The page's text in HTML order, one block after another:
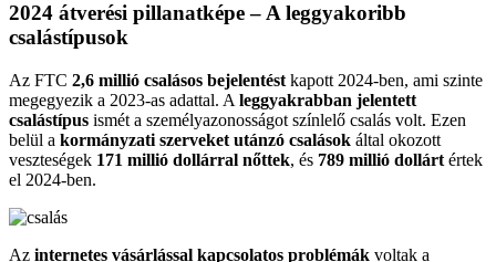
2024 átverési pillanatképe – A leggyakoribb
csalástípusok
Az FTC 2,6 millió csalásos bejelentést kapott 2024-ben, ami szinte
megegyezik a 2023-as adattal. A leggyakrabban jelentett
csalástípus ismét a személyazonosságot színlelő csalás volt. Ezen
belül a kormányzati szerveket utánzó csalások által okozott
veszteségek 171 millió dollárral nőttek, és 789 millió dollárt értek
el 2024-ben.
Az internetes vásárlással kapcsolatos problémák voltak a